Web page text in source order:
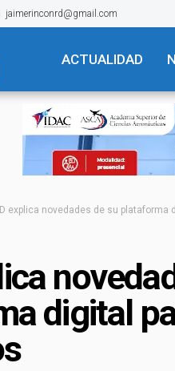
jaimerinconrd@gmail.com
ACTUALIDAD
explica novedades de su
digital